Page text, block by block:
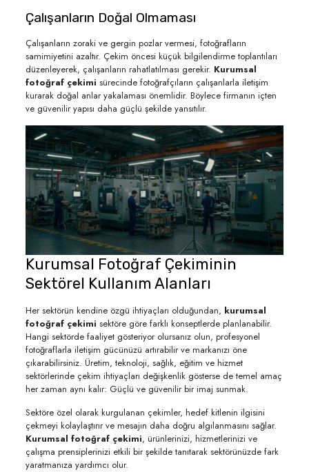
Çalışanların Doğal Olmaması
Çalışanların zoraki ve gergin pozlar vermesi, fotoğrafların
samimiyetini azaltır. Çekim öncesi küçük bilgilendirme toplantıları
düzenleyerek, çalışanların rahatlatılması gerekir. Kurumsal
fotoğraf çekimi sürecinde fotoğrafçıların çalışanlarla iletişim
kurarak doğal anlar yakalaması önemlidir. Böylece firmanın içten
ve güvenilir yapısı daha güçlü şekilde yansıtılır.
Kurumsal Fotoğraf Çekiminin
Sektörel Kullanım Alanları
Her sektörün kendine özgü ihtiyaçları olduğundan, kurumsal
fotoğraf çekimi sektöre göre farklı konseptlerde planlanabilir.
Hangi sektörde faaliyet gösteriyor olursanız olun, profesyonel
fotoğraflarla iletişim gücünüzü artırabilir ve markanızı öne
çıkarabilirsiniz. Üretim, teknoloji, sağlık, eğitim ve hizmet
sektörlerinde çekim ihtiyaçları değişkenlik gösterse de temel amaç
her zaman aynı kalır: Güçlü ve güvenilir bir imaj sunmak.
Sektöre özel olarak kurgulanan çekimler, hedef kitlenin ilgisini
çekmeyi kolaylaştırır ve mesajın daha doğru algılanmasını sağlar.
Kurumsal fotoğraf çekimi, ürünlerinizi, hizmetlerinizi ve
çalışma prensiplerinizi etkili bir şekilde tanıtarak sektörünüzde fark
yaratmanıza yardımcı olur.